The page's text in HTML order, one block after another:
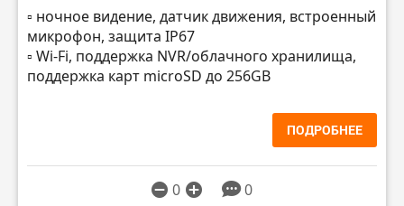
▫️ ночное видение, датчик движения, встроенный
микрофон, защита IP67
▫️ Wi-Fi, поддержка NVR/облачного хранилища,
поддержка карт microSD до 256GB
ПОДРОБНЕЕ
0 0